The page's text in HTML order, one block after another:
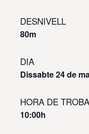
DESNIVELL
80m
DIA
Dissabte24 de
HORA DE
10:00h